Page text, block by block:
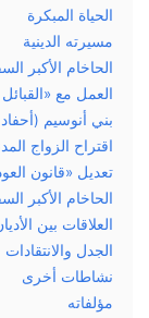
الحياة المبكرة
مسيرته الدينية
الحاخام الأكبر
العمل مع
بني أنوسيم
اقتراح الزواج
تعديل «قانون
الحاخام الأكبر
العلاقات بين
الجدل والانتقادات
نشاطات أخرى
مؤلفاته